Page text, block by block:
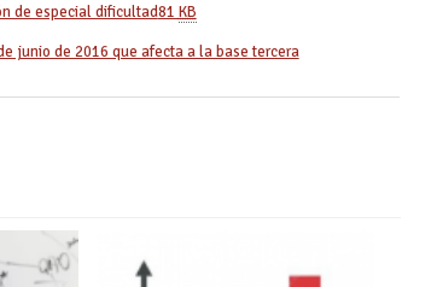
de especial dificultad81 KB
junio de 2016 que afecta a la base tercera